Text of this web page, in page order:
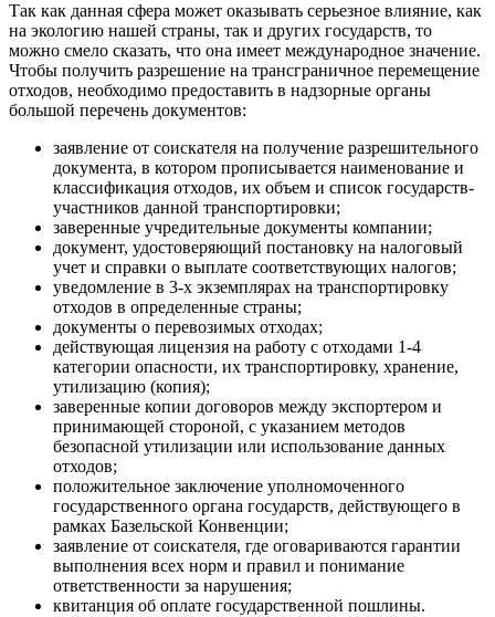
Так как данная сфера может оказывать серьезное влияние, как
на экологию нашей страны, так и других государств, то
можно смело сказать, что она имеет международное значение.
Чтобы получить разрешение на трансграничное перемещение
отходов, необходимо предоставить в надзорные органы
большой перечень документов:
заявление от соискателя на получение разрешительного
документа, в котором прописывается наименование и
классификация отходов, их объем и список государств-
участников данной транспортировки;
заверенные учредительные документы компании;
документ, удостоверяющий постановку на налоговый
учет и справки о выплате соответствующих налогов;
уведомление в 3-х экземплярах на транспортировку
отходов в определенные страны;
документы о перевозимых отходах;
действующая лицензия на работу с отходами 1-4
категории опасности, их транспортировку, хранение,
утилизацию (копия);
заверенные копии договоров между экспортером и
принимающей стороной, с указанием методов
безопасной утилизации или использование данных
отходов;
положительное заключение уполномоченного
государственного органа государств, действующего в
рамках Базельской Конвенции;
заявление от соискателя, где оговариваются гарантии
выполнения всех норм и правил и понимание
ответственности за нарушения;
квитанция об оплате государственной пошлины.